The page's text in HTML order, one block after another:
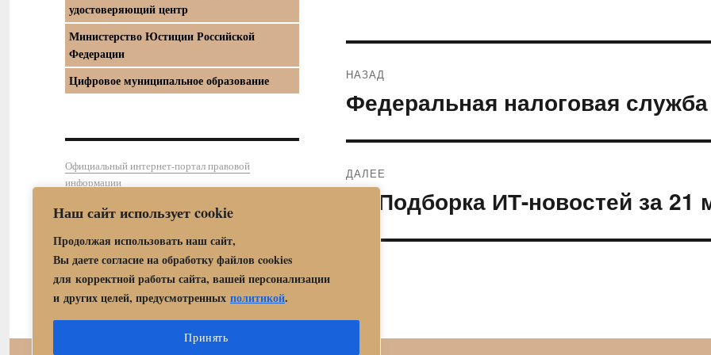
Наш сайт использует cookie
Продолжая использовать наш сайт,
Вы даете согласие на обработку файлов cookies
для корректной работы сайта, вашей персонализации
и других целей, предусмотренных политикой.
Принять
по
НАЗАД
Предыдущая
запись:
Федеральная налоговая служба
ДАЛЕЕ
Следующая
Подборка ИТ-новостей за 21
удостоверяющий центр
Министерство Юстиции Российской
Федерации
Цифровое муниципальное образование
Официальный интернет-портал правовой
информации